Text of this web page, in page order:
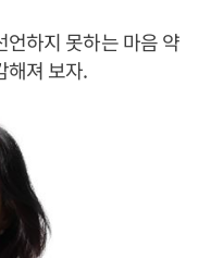
언하지 못하는 마음 약
해져 보자.